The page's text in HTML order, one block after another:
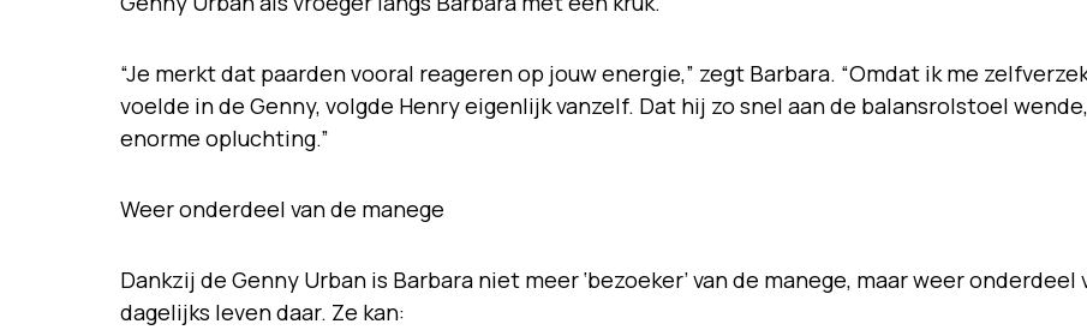
“Je merkt dat paarden vooral reageren op jouw energie,” zegt Barbara. “Omdat ik me
voelde in de Genny, volgde Henry eigenlijk vanzelf. Dat hij zo snel aan de balansrolstoel
enorme opluchting.”
Weer onderdeel van de manege
Dankzij de Genny Urban is Barbara niet meer ‘bezoeker’ van de manege, maar weer onderdeel
dagelijks leven daar. Ze kan: